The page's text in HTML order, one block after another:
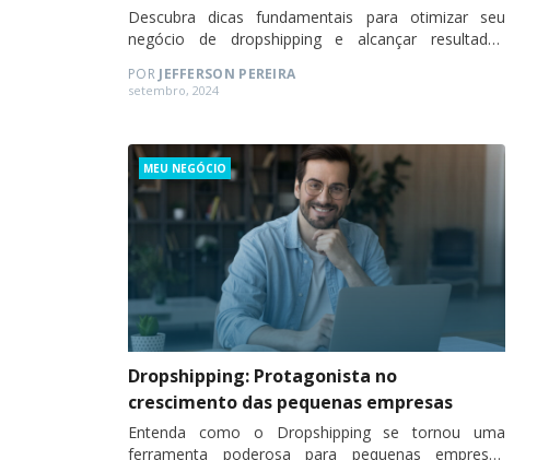
Descubra dicas fundamentais para otimizar seu
negócio de dropshipping e alcançar resultados
POR JEFFERSON PEREIRA
Posted
setembro, 2024
Categories
MEU NEGÓCIO
Dropshipping: Protagonista no
crescimento das pequenas empresas
Entenda como o Dropshipping se tornou uma
ferramenta poderosa para pequenas empresas